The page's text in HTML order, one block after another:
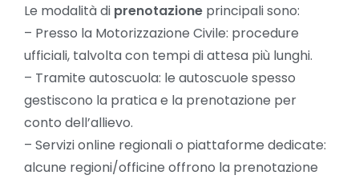
Le modalità di prenotazione principali sono:
– Presso la Motorizzazione Civile: procedure
ufficiali, talvolta con tempi di attesa più lunghi.
– Tramite autoscuola: le autoscuole spesso
gestiscono la pratica e la prenotazione per
conto dell’allievo.
– Servizi online regionali o piattaforme dedicate:
alcune regioni/officine offrono la prenotazione